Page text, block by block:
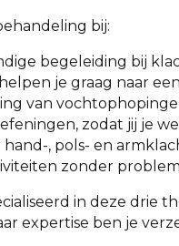
bij:
begeleiding bij
je graag naar
van
zodat jij je
hand-, pols- en
zonder
in deze drie
expertise ben je